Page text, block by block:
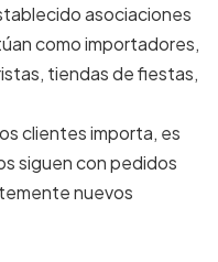
asociaciones
como importadores,
tiendas de fiestas,
clientes importa, es
siguen con pedidos
nuevos